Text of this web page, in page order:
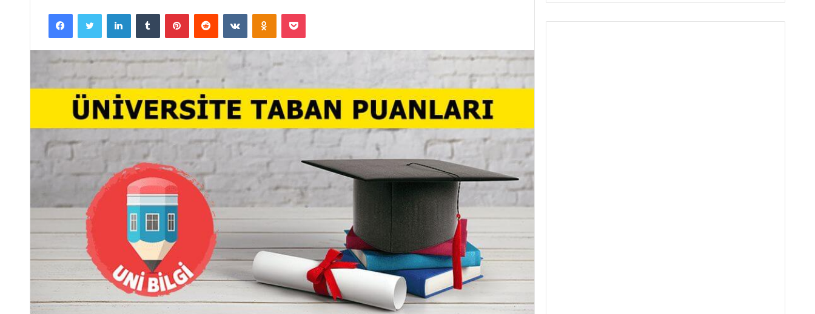
Facebook Twitter LinkedIn Tumblr Pinterest Reddit VKontakte Odnoklassniki Pocket